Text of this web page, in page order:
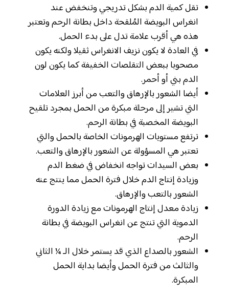
تقل كمية الدم بشكل تدريجي وتنخفض عند
انغراس البويضة المُلقحة داخل بطانة الرحم وتعتبر
هذه هي أقرب علامة تدل على بدء الحمل.
في العادة لا يكون نزيف الانغراس ثقيلا ولكنه يكون
مصحوبا ببعض التقلصات الخفيفة كما يكون لون
الدم بني أو أحمر.
أيضا الشعور بالإرهاق والتعب من أبرز العلامات
التي تشير إلى مرحلة مبكرة من الحمل بمجرد تلقيح
البويضة المخصبة في بطانة الرحم.
ترتفع مستويات الهرمونات الخاصة بالحمل والتي
تعتبر هي المسؤولة عن الشعور بالإرهاق والتعب.
بعض السيدات تواجه انخفاض في ضغط الدم
وزيادة إنتاج الدم خلال فترة الحمل مما ينتج عنه
الشعور بالتعب والإرهاق.
زيادة معدل إنتاج الهرمونات مع زيادة الدورة
الدموية التي تنتج عن انغراس البويضة في بطانة
الرحم.
الشعور بالصداع الذي قد يستمر خلال الـ ¼ الثاني
والثالث من فترة الحمل وأيضا بداية الحمل
المبكرة.